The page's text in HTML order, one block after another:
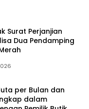
Surat Perjanjian
Dua Pendamping
per Bulan dan
dalam